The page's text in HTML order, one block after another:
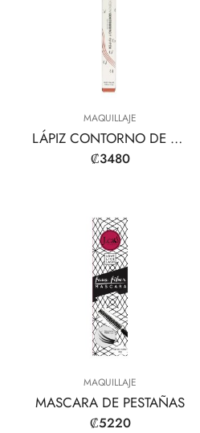
MAQUILLAJE
LÁPIZ CONTORNO DE CEJAS DE 4 PUNTAS
₡3480
MAQUILLAJE
MASCARA DE PESTAÑAS
₡5220